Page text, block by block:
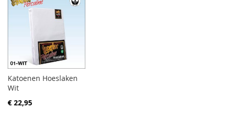
Katoenen Hoeslaken
Wit
€ 22,95